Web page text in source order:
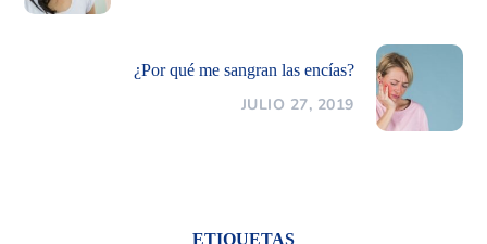
¿Por qué me sangran las encías?
JULIO 27, 2019
ETIQUETAS